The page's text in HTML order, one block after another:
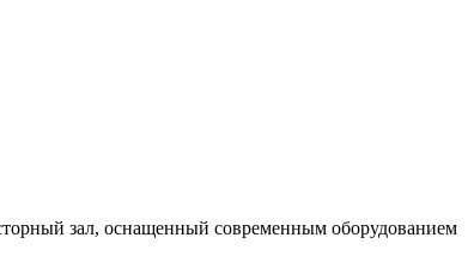
зал, оснащенный современным оборудованием